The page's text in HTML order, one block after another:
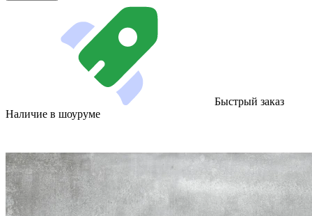
Быстрый заказ
Наличие в шоуруме